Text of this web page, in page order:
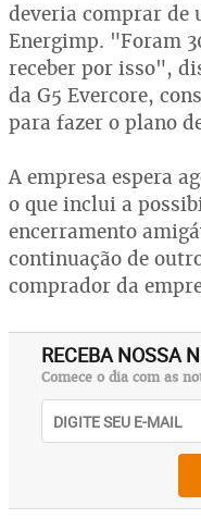
deveria comprar de
Energimp. "Foram
receber por isso",
da G5 Evercore,
para fazer o plano
A empresa espera
o que inclui a
encerramento
continuação de
comprador da
RECEBA NOSSA
Comece o dia com as